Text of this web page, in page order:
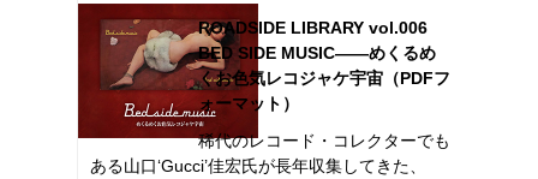
ROADSIDE LIBRARY vol.006
BED SIDE MUSIC――めくるめ
くお色気レコジャケ宇宙（PDFフ
ォーマット）
稀代のレコード・コレクターでも
ある山口‘Gucci’佳宏氏が長年収集してきた、